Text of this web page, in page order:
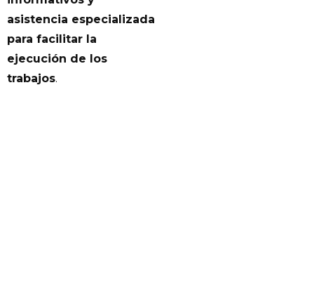
asistencia especializada
para facilitar la
ejecución de los
trabajos.